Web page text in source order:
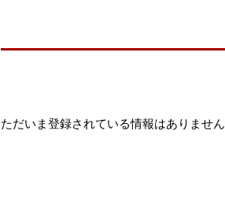
ただいま登録されている情報はありません